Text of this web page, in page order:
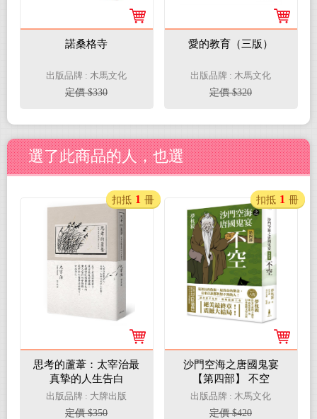
諾桑格寺
出版品牌 : 木馬文化
定價 $330
愛的教育（三版）
出版品牌 : 木馬文化
定價 $320
選了此商品的人，也選
思考的蘆葦：太宰治最
真摯的人生告白
出版品牌 : 大牌出版
定價 $350
扣抵 1 冊
沙門空海之唐國鬼宴
【第四部】 不空
出版品牌 : 木馬文化
定價 $420
扣抵 1 冊